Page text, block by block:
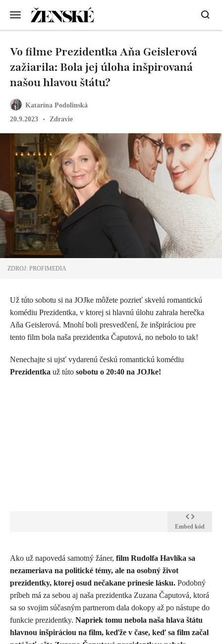
Katarína Podolinská
20.9.2023
Zdravie
Vo filme Prezidentka Aňa Geislerová
zažiarila: Bola jej úloha inšpirovaná
našou hlavou štátu?
ZDROJ: PROFIMEDIA
Už túto sobotu si na JOJke môžete pozrieť skvelú romantickú
komédiu Prezidentka, v ktorej si hlavnú úlohu zahrala herečka
Aňa Geislerová. Mnohí boli presvedčení, že inšpiráciou pre
tento film bola naša prezidentka Čaputová, no nebolo to tak!
Nenechajte si ujsť vydarenú českú romantickú komédiu
Prezidentka už túto sobotu o 20:40 na JOJke!
Embed kód
Ako už napovedá samotný žáner, film Rudolfa Havlíka sa
nezameriava na politické témy, ale na osobný život
prezidentky, ktorej osud nečakane prinesie lásku. Podobný
príbeh má za sebou aj naša prezidentka Zuzana Čaputová, ktorá
sa so svojim súčasným partnerom dala dokopy až po nástupe do
funkcie prezidentky. Napriek tomu nebola naša hlava štátu
hlavnou inšpiráciou na film, keďže v čase, keď sa film začal